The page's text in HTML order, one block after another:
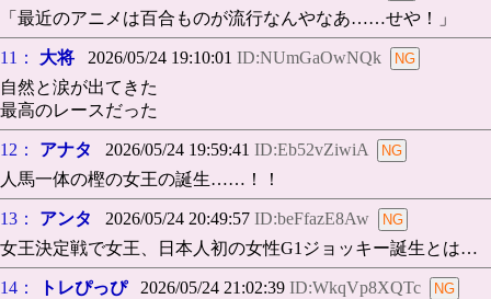
「最近のアニメは百合ものが流行なんやなあ……せや！」
11： 大将 2026/05/24 19:10:01 ID:NUmGaOwNQk
自然と涙が出てきた
最高のレースだった
12： アナタ 2026/05/24 19:59:41 ID:Eb52vZiwiA
人馬一体の樫の女王の誕生……！！
13： アンタ 2026/05/24 20:49:57 ID:beFfazE8Aw
女王決定戦で女王、日本人初の女性G1ジョッキー誕生とは…
14： トレぴっぴ2026/05/24 21:02:39 ID:WkqVp8XQTc